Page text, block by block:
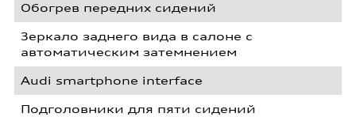
Обогрев передних сидений
Зеркало заднего вида в салоне с
автоматическим затемнением
Audi smartphone interface
Подголовники для пяти сидений